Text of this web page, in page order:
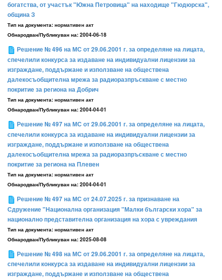
богатства, от участък "Южна Петровица" на находище "Гюдюрска",
община З
Тип на документа: нормативен акт
Обнародван/Публикуван на: 2004-06-18
Решение № 496 на МС от 29.06.2001 г. за определяне на лицата,
спечелили конкурса за издаване на индивидуални лицензии за
изграждане, поддържане и използване на обществена
далекосъобщителна мрежа за радиоразпръскване с местно
покритие за региона на Добрич
Тип на документа: нормативен акт
Обнародван/Публикуван на: 2004-04-01
Решение № 497 на МС от 29.06.2001 г. за определяне на лицата,
спечелили конкурса за издаване на индивидуални лицензии за
изграждане, поддържане и използване на обществена
далекосъобщителна мрежа за радиоразпръскване с местно
покритие за региона на Плевен
Тип на документа: нормативен акт
Обнародван/Публикуван на: 2004-04-01
Решение № 497 на МС от 24.07.2025 г. за признаване на
Сдружение "Национална организация "Малки български хора" за
национално представителна организация на хора с увреждания
Тип на документа: нормативен акт
Обнародван/Публикуван на: 2025-08-08
Решение № 498 на МС от 29.06.2001 г. за определяне на лицата,
спечелили конкурса за издаване на индивидуални лицензии за
изграждане, поддържане и използване на обществена